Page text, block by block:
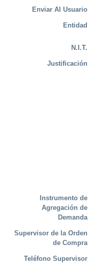
Enviar Al Usuario
Entidad
N.I.T.
Justificación
Instrumento de
Agregación de
Demanda
Supervisor de la Orden
de Compra
Teléfono Supervisor